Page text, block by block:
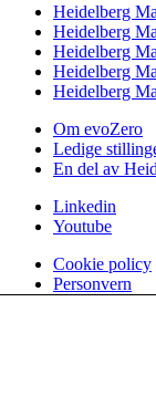
Heidelberg
Heidelberg
Heidelberg
Heidelberg
Heidelberg
Om evoZero
Ledige
En del av
Linkedin
Youtube
Cookie policy
Personvern